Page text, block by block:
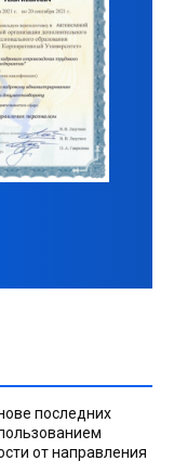
последних
от направления